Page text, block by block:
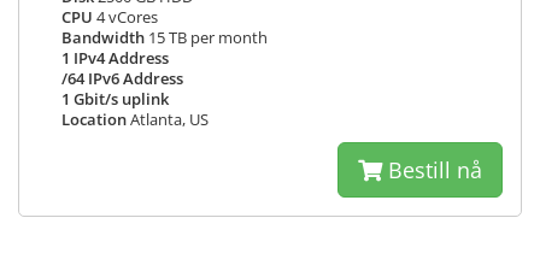
CPU 4 vCores
Bandwidth 15 TB per month
1 IPv4 Address
/64 IPv6 Address
1 Gbit/s uplink
LocationAtlanta, US
Bestill nå